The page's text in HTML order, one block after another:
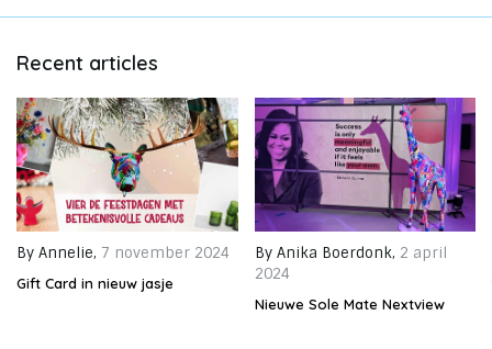
Recent articles
By Annelie, 7 november 2024
Gift Card in nieuw jasje
By Anika Boerdonk, 2 april
2024
Nieuwe Sole Mate Nextview